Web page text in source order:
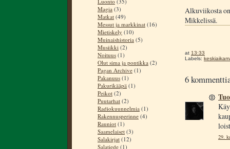
Magia (3)
Matkat (49)
Messut ja markkinat (16)
Mietiskely (10)
Muinaishistoria (5)
Musiikki (2)
Noituus (1)
Olut sima ja pontikka (2)
Pagan Archive (1)
Pakanuus (1)
Pakurikääpä (1)
Peikot (2)
Puutarhat (2)
Radiokuunnelmia (1)
Rakennusperinne (4)
Rauniot (1)
Saamelaiset (3)
Salakirjat (12)
Salatiede (1)
Alkuviikosta
Mikkelissä.
at 13:33
Labels:
6
29.